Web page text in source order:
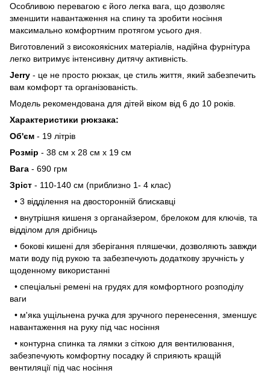
Особливою перевагою є його легка вага, що дозволяє
зменшити навантаження на спину та зробити носіння
максимально комфортним протягом усього дня.
Виготовлений з високоякісних матеріалів, надійна фурнітура
легко витримує інтенсивну дитячу активність.
Jerry - це не просто рюкзак, це стиль життя, який забезпечить
вам комфорт та організованість.
Модель рекомендована для дітей віком від 6 до 10 років.
Характеристики рюкзака:
Об'єм - 19 літрів
Розмір - 38 см х 28 см х 19 см
Вага - 690 грм
Зріст - 110-140 см (приблизно 1- 4 клас)
• 3 відділення на двосторонній блискавці
• внутрішня кишеня з органайзером, брелоком для ключів, та
відділом для дрібниць
• бокові кишені для зберігання пляшечки, дозволяють завжди
мати воду під рукою та забезпечують додаткову зручність у
щоденному використанні
• спеціальні ремені на грудях для комфортного розподілу
ваги
• м'яка ущільнена ручка для зручного перенесення, зменшує
навантаження на руку під час носіння
• контурна спинка та лямки з сіткою для вентилювання,
забезпечують комфортну посадку й сприяють кращій
вентиляції під час носіння